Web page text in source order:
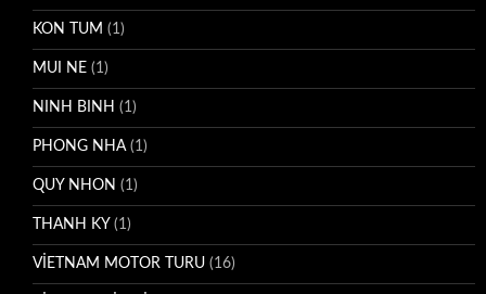
KON TUM (1)
MUI NE (1)
NINH BINH (1)
PHONG NHA(1)
QUY NHON (1)
THANH KY (1)
VİETNAM MOTOR TURU (16)